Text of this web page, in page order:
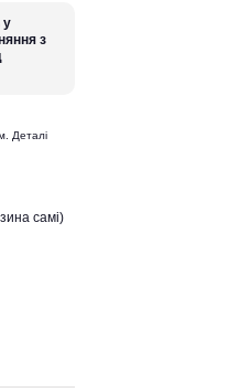
у
з
Деталі
самі)